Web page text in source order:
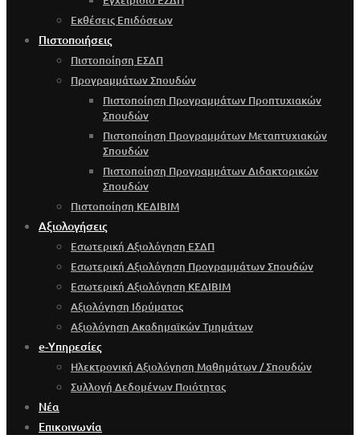
Εκθέσεις Επιδόσεων
Πιστοποιήσεις
Πιστοποίηση ΕΣΔΠ
Προγραμμάτων Σπουδών
Πιστοποίηση Προγραμμάτων Προπτυχιακών
Σπουδών
Πιστοποίηση Προγραμμάτων Μεταπτυχιακών
Σπουδών
Πιστοποίηση Προγραμμάτων Διδακτορικών
Σπουδών
Πιστοποίηση ΚΕΔΙΒΙΜ
Αξιολογήσεις
Εσωτερική Αξιολόγηση ΕΣΔΠ
Εσωτερική Αξιολόγηση Προγραμμάτων Σπουδών
Εσωτερική Αξιολόγηση ΚΕΔΙΒΙΜ
Αξιολόγηση Ιδρύματος
Αξιολόγηση Ακαδημαϊκών Τμημάτων
e-Υπηρεσίες
Ηλεκτρονική Αξιολόγηση Μαθημάτων / Σπουδών
Συλλογή Δεδομένων Ποιότητας
Νέα
Επικοινωνία